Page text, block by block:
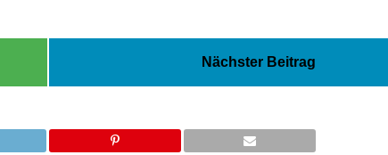
Nächster Beitrag